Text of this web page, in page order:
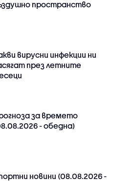
пространство
вирусни инфекции ни
през летните
за времето
- обедна)
новини (08.08.2026 -